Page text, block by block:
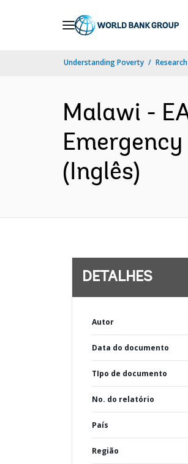
Understanding Poverty
Malawi -
(Inglês)
DETALHES
Autor
Data do documento
TIpo de documento
No. do relatório
País
Região